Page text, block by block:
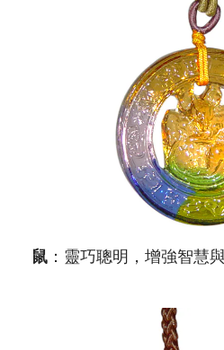
鼠 ：靈巧聰明，增強智慧